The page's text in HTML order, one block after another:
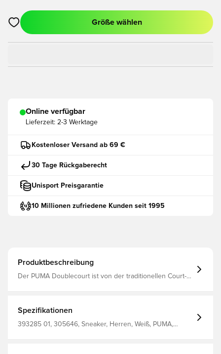
Öffnet ein neues Fenster zum Anmelden oder Registrieren
Größe wählen
Online verfügbar
Lieferzeit: 2-3 Werktage
Kostenloser Versand ab 69 €
30 Tage Rückgaberecht
Unisport Preisgarantie
10 Millionen zufriedene Kunden seit 1995
Produktbeschreibung
Der PUMA Doublecourt ist von der traditionellen Court-
Spezifikationen
393285 01, 305646, Sneaker, Herren, Weiß, PUMA,